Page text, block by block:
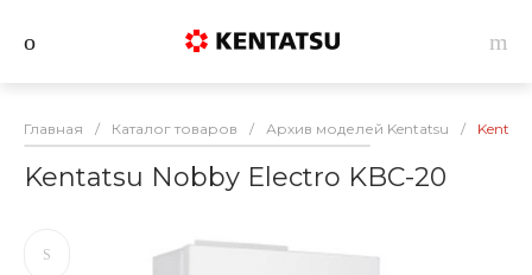
Главная / Каталог товаров / Архив моделей Kentatsu /
Kentatsu Nobby Electro KBC-20